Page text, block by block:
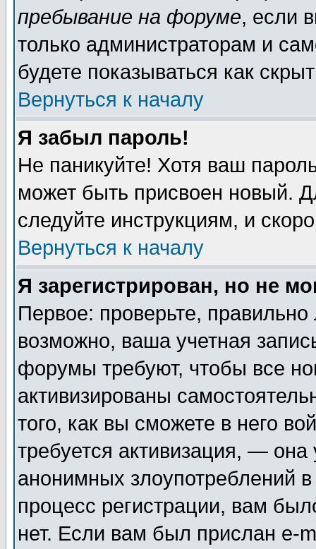
пребывание на форуме, если
только администраторам и
будете показываться как
Вернуться к началу
Я забыл пароль!
Не паникуйте! Хотя ваш
может быть присвоен новый.
следуйте инструкциям, и
Вернуться к началу
Я зарегистрирован, но не
Первое: проверьте,
возможно, ваша учетная
форумы требуют, чтобы все
активизированы
того, как вы сможете в него
требуется активизация, —
анонимных злоупотреблений
процесс регистрации, вам
нет. Если вам был прислан e-